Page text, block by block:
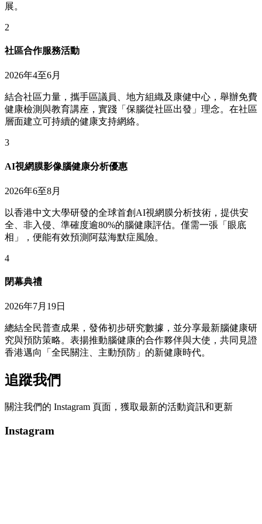
展。
2
社區合作服務活動
2026年4至6月
結合社區力量，攜手區議員、地方組織及康健中心，舉辦免費
健康檢測與教育講座，實踐「保腦從社區出發」理念。在社區
層面建立可持續的健康支持網絡。
3
AI視網膜影像腦健康分析優惠
2026年6至8月
以香港中文大學研發的全球首創AI視網膜分析技術，提供安
全、非入侵、準確度逾80%的腦健康評估。僅需一張「眼底
相」，便能有效預測阿茲海默症風險。
4
閉幕典禮
2026年7月19日
總結全民普查成果，發佈初步研究數據，並分享最新腦健康研
究與預防策略。表揚推動腦健康的合作夥伴與大使，共同見證
香港邁向「全民關注、主動預防」的新健康時代。
追蹤我們
關注我們的 Instagram 頁面，獲取最新的活動資訊和更新
Instagram